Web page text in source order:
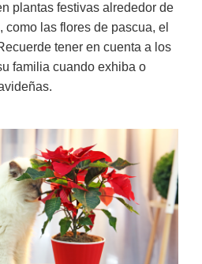
plantas festivas alrededor de
como las flores de pascua, el
tener en cuenta a los
familia cuando exhiba o